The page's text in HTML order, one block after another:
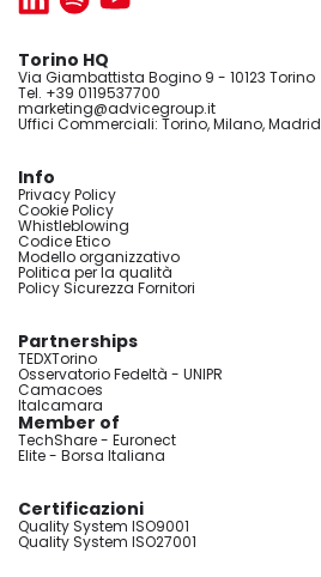
Torino HQ
Via Giambattista Bogino 9 - 10123 Torino
Tel. +39 0119537700
marketing@advicegroup.it
Uffici Commerciali: Torino, Milano, Madrid
Info
Privacy Policy
Cookie Policy
Whistleblowing
Codice Etico
Modello organizzativo
Politica per la qualità
Policy Sicurezza Fornitori
Partnerships
TEDXTorino
Osservatorio Fedeltà - UNIPR
Camacoes
Italcamara
Member of
TechShare - Euronect
Elite - Borsa Italiana
Certificazioni
Quality System ISO9001
Quality System ISO27001